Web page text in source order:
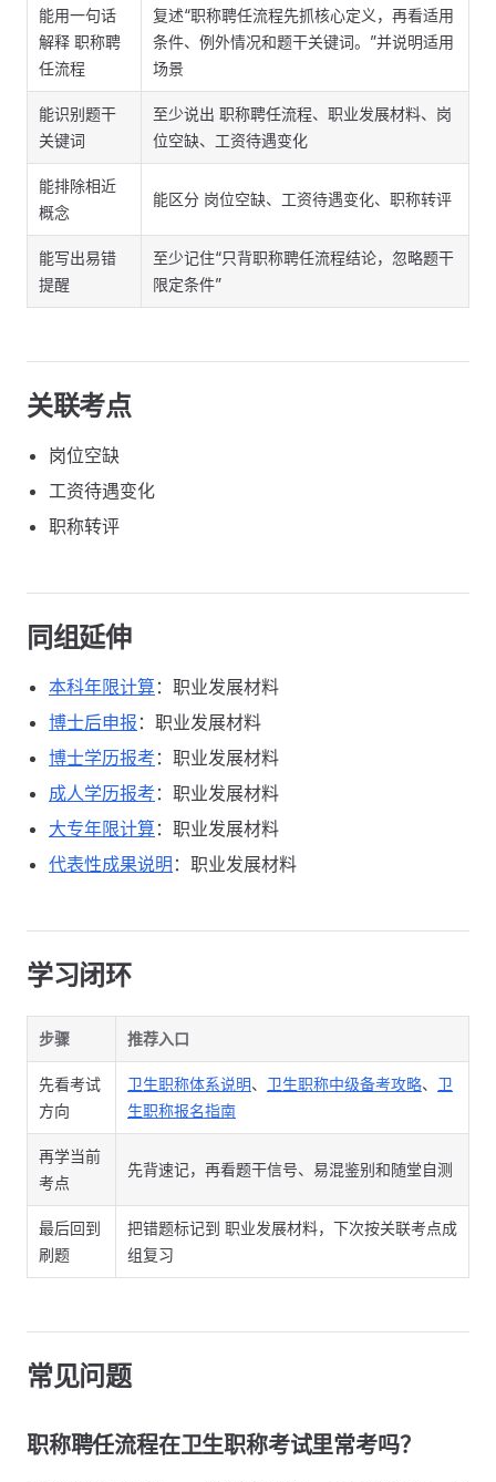
能用一句话
解释 职称聘
任流程
复述“职称聘任流程先抓核心定义，再看适用
条件、例外情况和题干关键词。”并说明适用
场景
能识别题干
关键词
至少说出 职称聘任流程、职业发展材料、岗
位空缺、工资待遇变化
能排除相近
概念
能区分 岗位空缺、工资待遇变化、职称转评
能写出易错
提醒
至少记住“只背职称聘任流程结论，忽略题干
限定条件”
关联考点
岗位空缺
工资待遇变化
职称转评
同组延伸
本科年限计算：职业发展材料
博士后申报 ：职业发展材料
博士学历报考 ：职业发展材料
成人学历报考 ：职业发展材料
大专年限计算：职业发展材料
代表性成果说明 ：职业发展材料
学习闭环
步骤 推荐入口
先看考试
方向
卫生职称体系说明、 卫生职称中级备考攻略、 卫
生职称报名指南
再学当前
考点
先背速记，再看题干信号、易混鉴别和随堂自测
最后回到
刷题
把错题标记到 职业发展材料，下次按关联考点成
组复习
常见问题
职称聘任流程在卫生职称考试里常考吗？